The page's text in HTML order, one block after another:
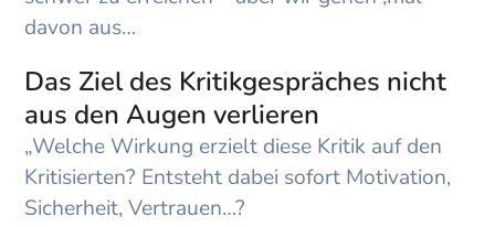
davon aus…
Das Ziel des Kritikgespräches nicht
aus den Augen verlieren
„Welche Wirkung erzielt diese Kritik auf den
Kritisierten? Entsteht dabei sofort Motivation,
Sicherheit, Vertrauen…?